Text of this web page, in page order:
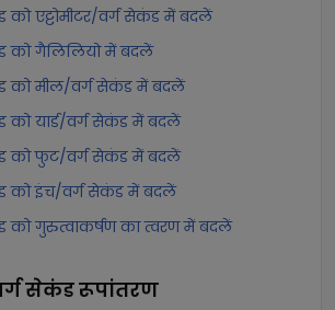
को एट्टोमीटर/वर्ग सेकंड में बदलें
को गैलिलियो में बदलें
को मील/वर्ग सेकंड में बदलें
को यार्ड/वर्ग सेकंड में बदलें
को फुट/वर्ग सेकंड में बदलें
को इंच/वर्ग सेकंड में बदलें
को गुरुत्वाकर्षण का त्वरण में बदलें
सेकंडरूपांतरण